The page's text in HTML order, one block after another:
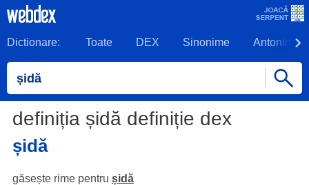
Dictionare: Toate DEX Sinonime Antonime
definiția șidă definiție dex
șidă
găsește rime pentru șidă